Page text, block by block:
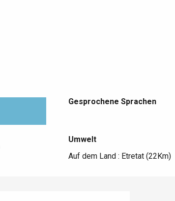
Gesprochene Sprachen
Gesprochene Sprachen
Umwelt
Umwelt
Auf dem Land : Etretat (22Km)